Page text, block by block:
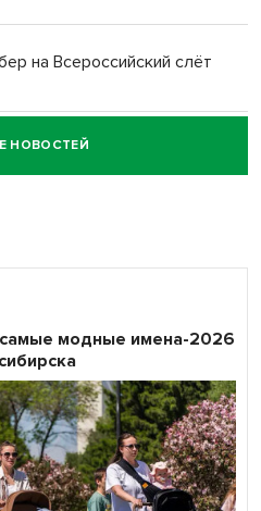
открылось в Искитиме
на Всероссийский слёт
обеспечит
ЕДГ в Новосибирской
НОВОСТЕЙ
модные имена-2026